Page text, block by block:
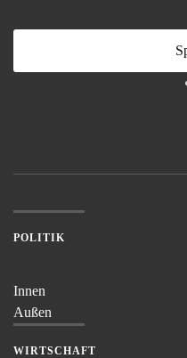
POLITIK
Innen
Außen
WIRTSCHAFT